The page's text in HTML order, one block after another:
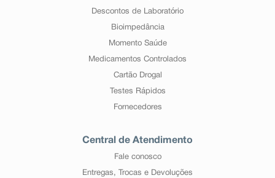
Descontos de Laboratório
Bioimpedância
Momento Saúde
Medicamentos Controlados
Cartão Drogal
Testes Rápidos
Fornecedores
Central de Atendimento
Fale conosco
Entregas, Trocas e Devoluções